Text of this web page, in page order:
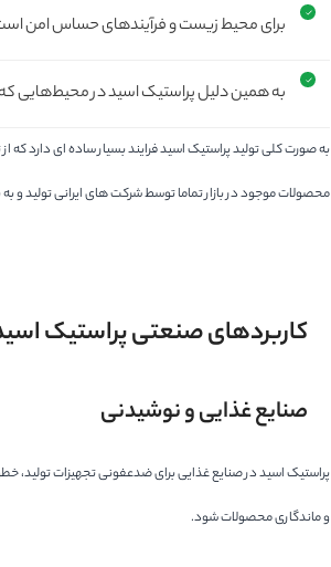
برای محیط زیست و فرآیندهای حساس امن
به همین دلیل پراستیک اسید در محیط‌هایی
به صورت کلی تولید پراستیک اسید فرایند بسیار ساده ای دارد که
محصولات موجود در بازار تماما توسط شرکت های ایرانی تولید و
کاربردهای صنعتی پراستیک
صنایع غذایی و نوشیدنی
پراستیک اسید در صنایع غذایی برای ضدعفونی تجهیزات
و ماندگاری محصولات شود.